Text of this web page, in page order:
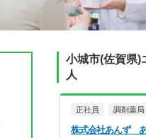
小城市(佐賀県)
人
正社員 調剤薬局
株式会社あんず